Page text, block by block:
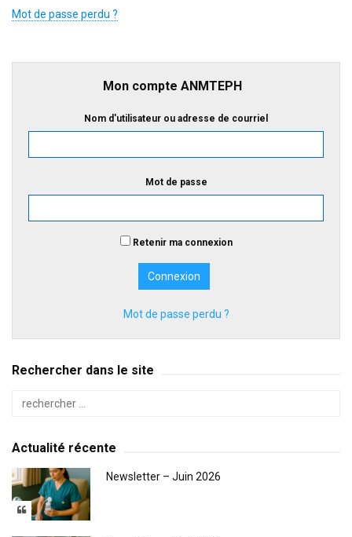
Mot de passe perdu ?
Mon compte ANMTEPH
Nom d'utilisateur ou adresse de courriel
Mot de passe
Retenir ma connexion
Mot de passe perdu ?
Rechercher dans le site
Actualité récente
Newsletter – Juin 2026